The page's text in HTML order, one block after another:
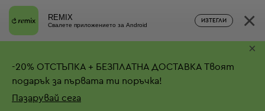
REMIX
Свалете приложението за Android
ИЗТЕГЛИ ×
-20% ОТСТЪПКА + БЕЗПЛАТНА ДОСТАВКА Твоят
подарък за първата ти поръчка!
Пазарувай сега
×